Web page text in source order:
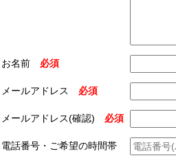
お名前
メールアドレス
メールアドレス(確認)
電話番号・ご希望の時間帯